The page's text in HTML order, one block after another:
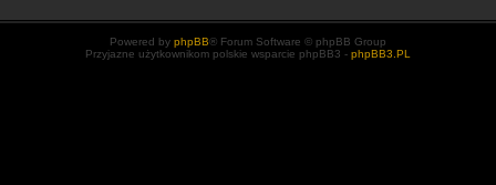
Powered by phpBB® Forum Software © phpBB Group
Przyjazne użytkownikom polskie wsparcie phpBB3 - phpBB3.PL